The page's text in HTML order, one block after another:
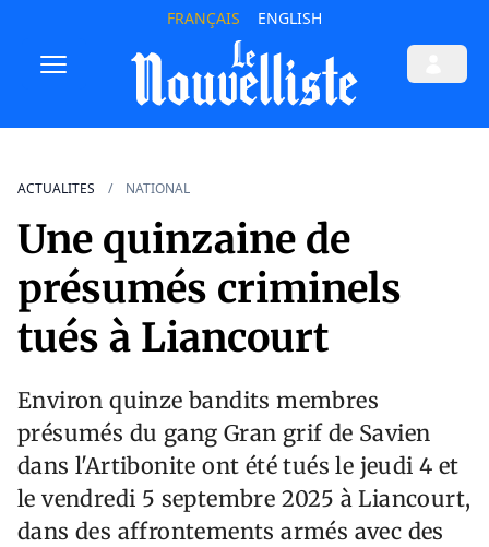
FRANÇAIS ENGLISH
ACTUALITES NATIONAL
Une quinzaine de
présumés criminels
tués à Liancourt
Environ quinze bandits membres
présumés du gang Gran grif de Savien
dans l'Artibonite ont été tués le jeudi 4 et
le vendredi 5 septembre 2025 à Liancourt,
dans des affrontements armés avec des